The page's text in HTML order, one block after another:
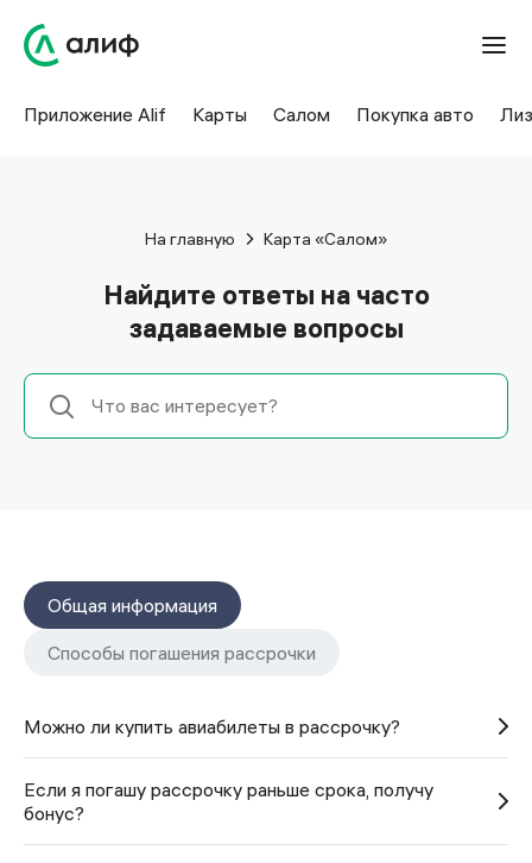
Приложение Alif Карты Салом Покупка авто
На главную Карта «Салом»
Найдите ответы на часто
задаваемые вопросы
Общая информация
Способы погашения рассрочки
Можно ли купить авиабилеты в рассрочку?
Если я погашу рассрочку раньше срока, получу
бонус?